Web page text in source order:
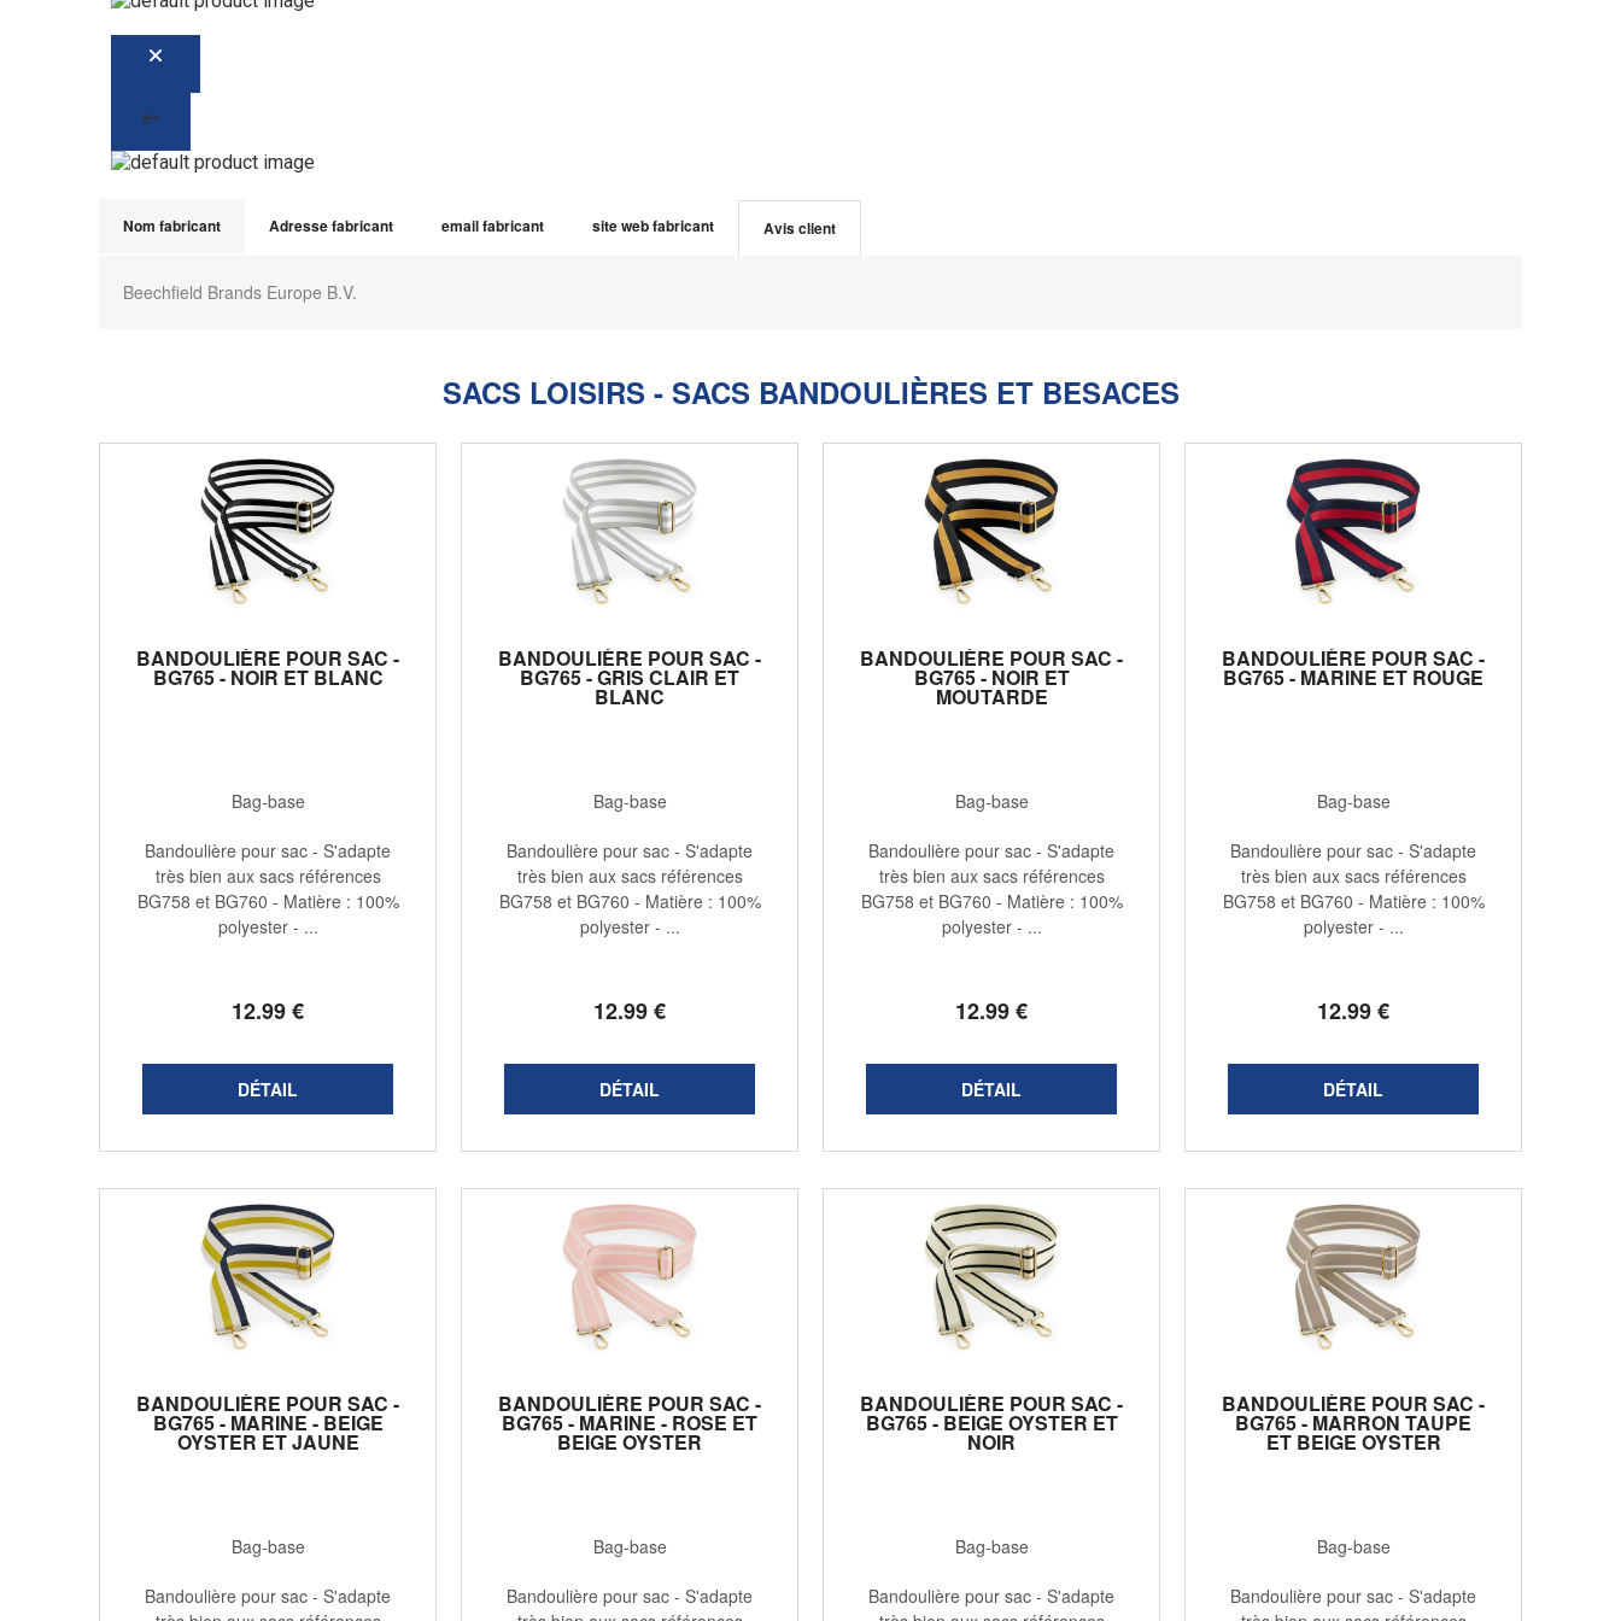
Nom fabricant Adresse fabricant email fabricant site web fabricant Avis client
Beechfield Brands Europe B.V.
SACS LOISIRS - SACS BANDOULIÈRES ET BESACES
BANDOULIÈRE POUR SAC -
BG765 - NOIR ET BLANC
Bag-base
12.99€
Bandoulière pour sac - S'adapte
très bien aux sacs références
BG758 et BG760 - Matière : 100%
polyester - ...
BANDOULIÈRE POUR SAC -
BG765 - GRIS CLAIR ET
BLANC
Bag-base
12.99€
Bandoulière pour sac - S'adapte
très bien aux sacs références
BG758 et BG760 - Matière : 100%
polyester - ...
BANDOULIÈRE POUR SAC -
BG765 - NOIR ET
MOUTARDE
Bag-base
12.99€
Bandoulière pour sac - S'adapte
très bien aux sacs références
BG758 et BG760 - Matière : 100%
polyester - ...
BANDOULIÈRE POUR SAC -
BG765 - MARINE ET ROUGE
Bag-base
12.99€
Bandoulière pour sac - S'adapte
très bien aux sacs références
BG758 et BG760 - Matière : 100%
polyester - ...
BANDOULIÈRE POUR SAC -
BG765 - MARINE - BEIGE
OYSTER ET JAUNE
Bag-base
Bandoulière pour sac - S'adapte
BANDOULIÈRE POUR SAC -
BG765 - MARINE - ROSE ET
BEIGE OYSTER
Bag-base
Bandoulière pour sac - S'adapte
BANDOULIÈRE POUR SAC -
BG765 - BEIGE OYSTER ET
NOIR
Bag-base
Bandoulière pour sac - S'adapte
BANDOULIÈRE POUR SAC -
BG765 - MARRON TAUPE
ET BEIGE OYSTER
Bag-base
Bandoulière pour sac - S'adapte